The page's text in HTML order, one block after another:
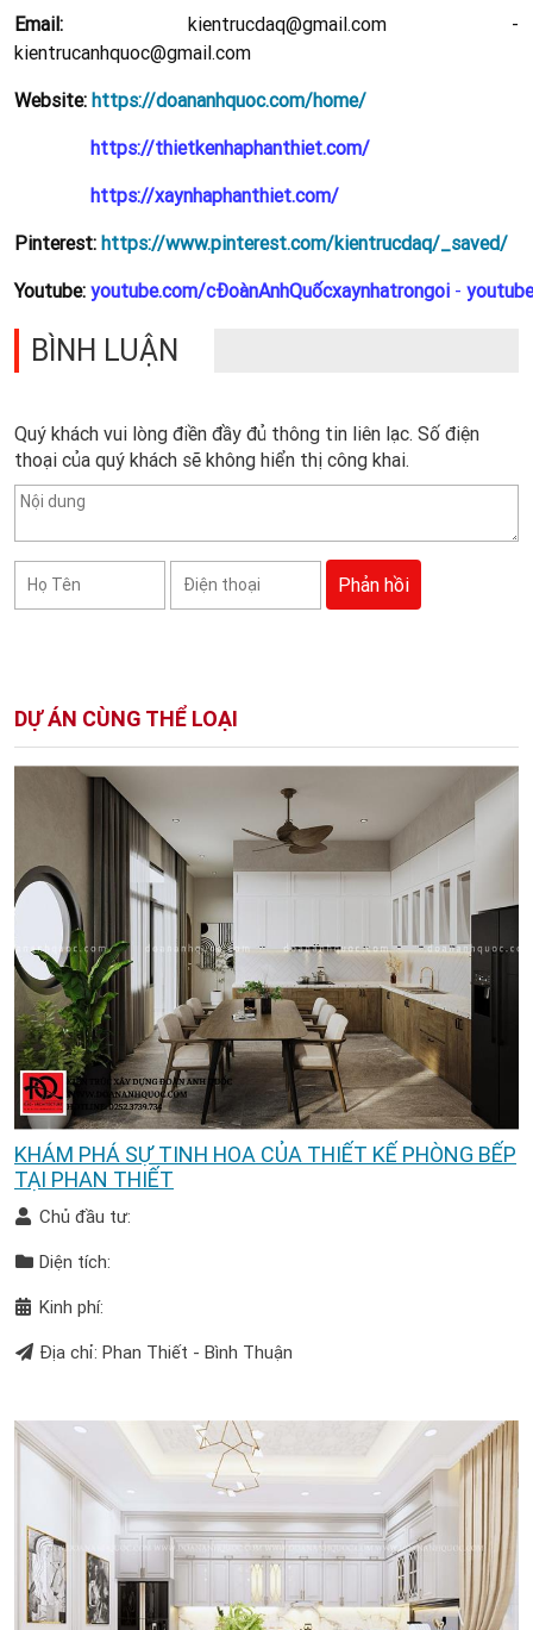
Email: kientrucdaq@gmail.com -
kientrucanhquoc@gmail.com
Website: https://doananhquoc.com/home/
https://thietkenhaphanthiet.com/
https://xaynhaphanthiet.com/
Pinterest: https://www.pinterest.com/kientrucdaq/_saved/
Youtube: youtube.com/cĐoànAnhQuốcxaynhatrongoi -
BÌNH LUẬN
Quý khách vui lòng điền đầy đủ thông tin liên lạc. Số điện
thoại của quý khách sẽ không hiển thị công khai.
DỰ ÁN CÙNG THỂ LOẠI
KHÁM PHÁ SỰ TINH HOA CỦA THIẾT KẾ PHÒNG BẾP
TẠI PHAN THIẾT
Chủ đầu tư:
Diện tích:
Kinh phí:
Địa chỉ: Phan Thiết - Bình Thuận